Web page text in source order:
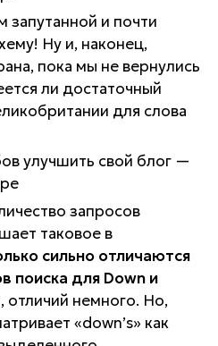
запутанной и почти
Ну и, наконец,
пока мы не вернулись
ли достаточный
для слова
запросов
таковое в
сильно отличаются
поиска для Down и
отличий немного. Но,
«down’s» как